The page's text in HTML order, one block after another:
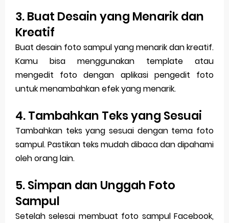
3. Buat Desain yang Menarik dan
Kreatif
Buat desain foto sampul yang menarik dan kreatif.
Kamu bisa menggunakan template atau
mengedit foto dengan aplikasi pengedit foto
untuk menambahkan efek yang menarik.
4. Tambahkan Teks yang Sesuai
Tambahkan teks yang sesuai dengan tema foto
sampul. Pastikan teks mudah dibaca dan dipahami
oleh orang lain.
5. Simpan dan Unggah Foto
Sampul
Setelah selesai membuat foto sampul Facebook,